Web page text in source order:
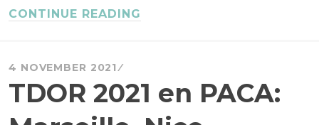
CONTINUE READING
4 NOVEMBER 2021
TDOR 2021 en PACA: